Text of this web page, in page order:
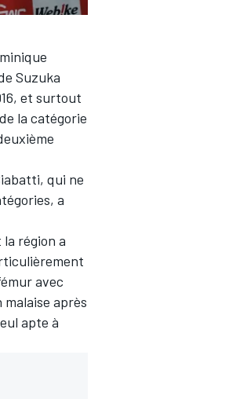
Suzuka
et surtout
la catégorie
qui ne
a
région a
avec
après
apte à